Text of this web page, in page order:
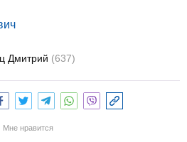
Дмитрий (637)
Мне нравится